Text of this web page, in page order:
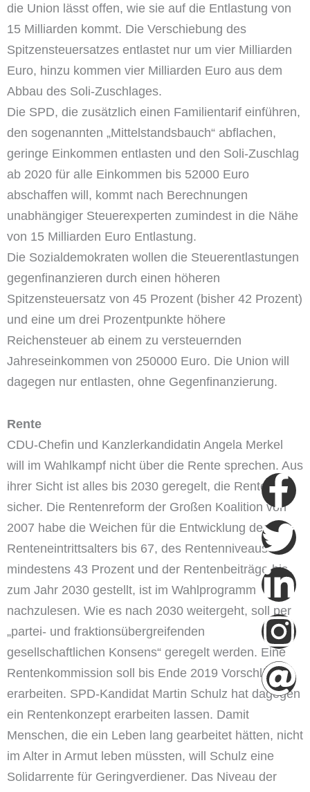
die Union lässt offen, wie sie auf die Entlastung von
15 Milliarden kommt. Die Verschiebung des
Spitzensteuersatzes entlastet nur um vier Milliarden
Euro, hinzu kommen vier Milliarden Euro aus dem
Abbau des Soli-Zuschlages.
Die SPD, die zusätzlich einen Familientarif einführen,
den sogenannten „Mittelstandsbauch“ abflachen,
geringe Einkommen entlasten und den Soli-Zuschlag
ab 2020 für alle Einkommen bis 52000 Euro
abschaffen will, kommt nach Berechnungen
unabhängiger Steuerexperten zumindest in die Nähe
von 15 Milliarden Euro Entlastung.
Die Sozialdemokraten wollen die Steuerentlastungen
gegenfinanzieren durch einen höheren
Spitzensteuersatz von 45 Prozent (bisher 42 Prozent)
und eine um drei Prozentpunkte höhere
Reichensteuer ab einem zu versteuernden
Jahreseinkommen von 250000 Euro. Die Union will
dagegen nur entlasten, ohne Gegenfinanzierung.
Rente
CDU-Chefin und Kanzlerkandidatin Angela Merkel
will im Wahlkampf nicht über die Rente sprechen. Aus
ihrer Sicht ist alles bis 2030 geregelt, die Rente
sicher. Die Rentenreform der Großen Koalition von
2007 habe die Weichen für die Entwicklung des
Renteneintrittsalters bis 67, des Rentenniveaus auf
mindestens 43 Prozent und der Rentenbeiträge bis
zum Jahr 2030 gestellt, ist im Wahlprogramm
nachzulesen. Wie es nach 2030 weitergeht, soll per
„partei- und fraktionsübergreifenden
gesellschaftlichen Konsens“ geregelt werden. Eine
Rentenkommission soll bis Ende 2019 Vorschläge
erarbeiten. SPD-Kandidat Martin Schulz hat dagegen
ein Rentenkonzept erarbeiten lassen. Damit
Menschen, die ein Leben lang gearbeitet hätten, nicht
im Alter in Armut leben müssten, will Schulz eine
Solidarrente für Geringverdiener. Das Niveau der
f
in
At